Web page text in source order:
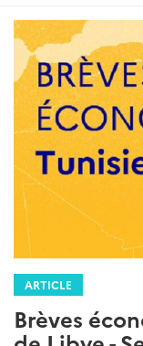
ARTICLE
Brèves